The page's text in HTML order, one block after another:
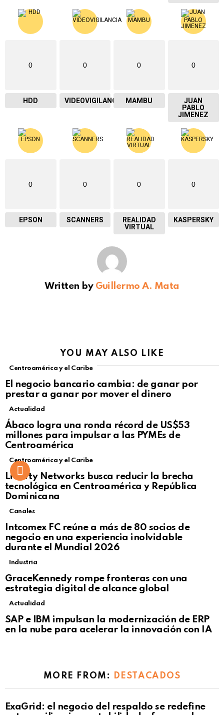
0
HDD
0
VIDEOVIGILANCIA
0
MAMBU
0
JUAN
PABLO
JIMENEZ
0
EPSON
0
SCANNERS
0
REALIDAD
VIRTUAL
0
KASPERSKY
Written by Guillermo A. Mata
YOU MAY ALSO LIKE
Centroamérica y el Caribe
El negocio bancario cambia: de ganar por
prestar a ganar por mover el dinero
Not Safe For Work
Click to view this post
Actualidad
Ábaco logra una ronda récord de US$53
millones para impulsar a las PYMEs de
Centroamérica
Centroamérica y el Caribe
Liberty Networks busca reducir la brecha
tecnológica en Centroamérica y República
Dominicana
Canales
Intcomex FC reúne a más de 80 socios de
negocio en una experiencia inolvidable
durante el Mundial 2026
Industria
GraceKennedy rompe fronteras con una
estrategia digital de alcance global
Not Safe For Work
Click to view this post
Actualidad
SAP e IBM impulsan la modernización de ERP
en la nube para acelerar la innovación con IA
MORE FROM: DESTACADOS
ExaGrid: el negocio del respaldo se redefine